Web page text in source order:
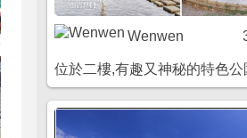
Wenwen
位於二樓,有趣又神秘的特色公